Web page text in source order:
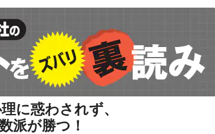
に惑わされず、
派が勝つ！